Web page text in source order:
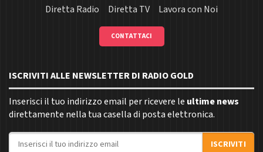
Diretta Radio
Diretta TV Lavora con Noi
CONTATTACI
ISCRIVITI ALLE NEWSLETTER DI RADIO GOLD
Inserisci il tuo indirizzo email per ricevere le ultime news
direttamente nella tua casella di posta elettronica.
Indirizzo email
ISCRIVITI